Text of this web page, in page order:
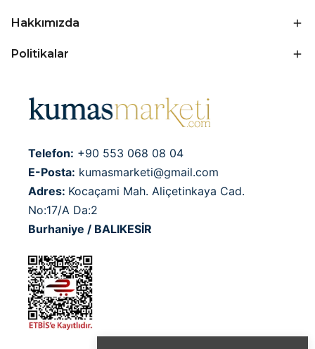
Hakkımızda
Politikalar
Telefon: +90 553 068 08 04
E-Posta: kumasmarketi@gmail.com
Adres: Kocaçami Mah. Aliçetinkaya Cad.
No:17/A Da:2
Burhaniye / BALIKESİR